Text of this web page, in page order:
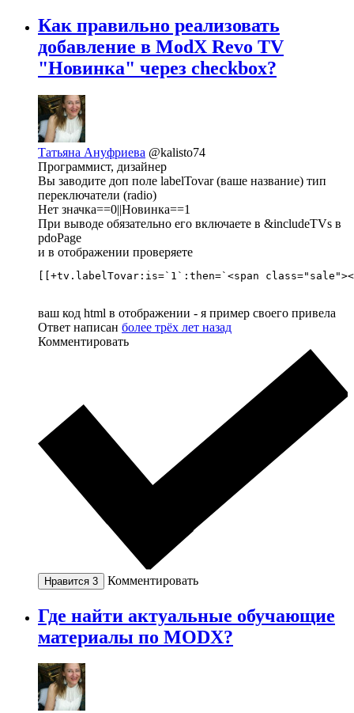
Как правильно реализовать
добавление в ModX Revo TV
"Новинка" через checkbox?
Татьяна Ануфриева @kalisto74
Программист, дизайнер
Вы заводите доп поле labelTovar (ваше название) тип
переключатели (radio)
Нет значка==0||Новинка==1
При выводе обязательно его включаете в &includeTVs в
pdoPage
и в отображении проверяете
[[+tv.labelTovar:is=`1`:then=`<span
ваш код html в отображении - я пример своего привела
Ответ написан более трёх лет назад
Комментировать
Нравится 3 Комментировать
Где найти актуальные обучающие
материалы по MODX?